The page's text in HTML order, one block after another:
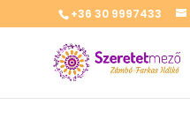
+36 30 9997433